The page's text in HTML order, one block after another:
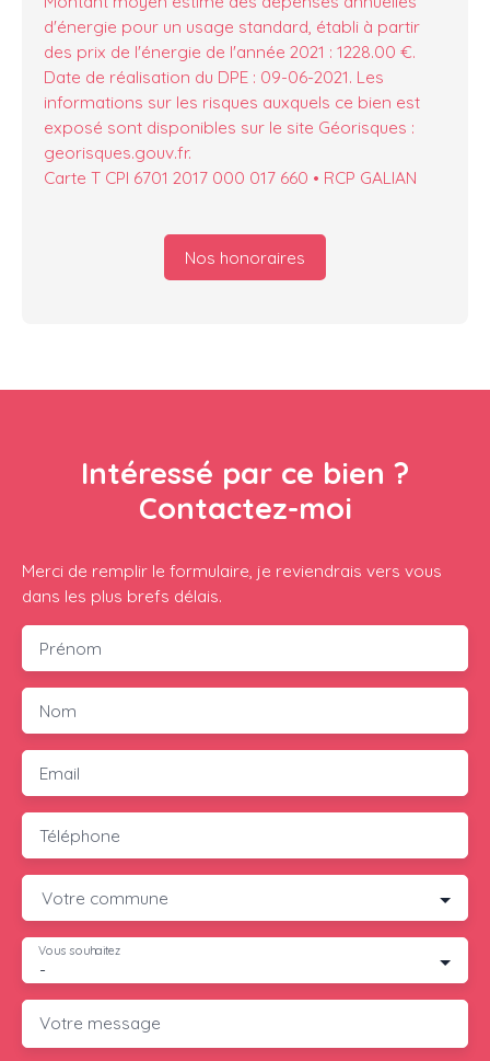
d'énergie pour un usage standard, établi à partir
des prix de l'énergie de l'année 2021 : 1228.00 €.
Date de réalisation du DPE : 09-06-2021. Les
informations sur les risques auxquels ce bien est
exposé sont disponibles sur le site Géorisques :
georisques.gouv.fr.
Carte T CPI 6701 2017 000 017 660 • RCP GALIAN
Nos honoraires
Intéressé par ce bien ?
Contactez-moi
Merci de remplir le formulaire, je reviendrais vers vous
dans les plus brefs délais.
Prénom
Nom
Email
Téléphone
Votre commune
-
Vous souhaitez
Votre message